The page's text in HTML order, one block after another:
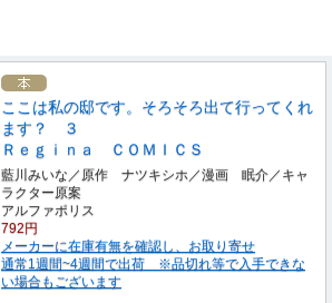
ここは私の邸です。そろそろ出て行ってくれ
ます？ ３
Ｒｅｇｉｎａ ＣＯＭＩＣＳ
藍川みいな／原作 ナツキシホ／漫画 眠介／キャ
ラクター原案
アルファポリス
792円
メーカーに在庫有無を確認し、お取り寄せ
通常1週間~4週間で出荷 ※品切れ等で入手できな
い場合もございます